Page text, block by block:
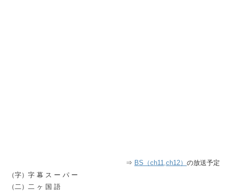
⇒ BS（ch11,ch12） の放送予定
（字）字 幕 ス ー パ ー
（二）二 ヶ 国 語